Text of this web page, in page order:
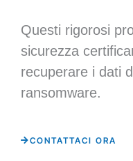
Questi rigorosi
sicurezza
recuperare i dati
ransomware.
CONTATTACI ORA